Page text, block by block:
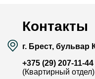
Контакты
г. Брест, бульвар
+375 (29) 207-11-44
(Квартирный отдел)